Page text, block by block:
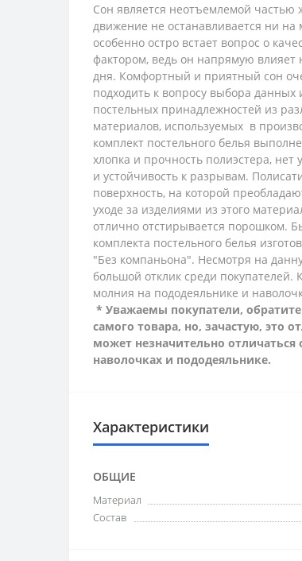
Сон является неотъемлемой частью
движение не останавливается ни
особенно остро встает вопрос о
фактором, ведь он напрямую влияет
дня. Комфортный и приятный сон
подходить к вопросу выбора
постельных принадлежностей из
материалов, используемых в
комплект постельного белья
хлопка и прочность полиэстера, нет
и устойчивость к разрывам.
поверхность, на которой
уходе за изделиями из этого
отлично отстирывается порошком.
комплекта постельного белья
"Без компаньона". Несмотря на
большой отклик среди покупателей.
молния на пододеяльнике и
* Уважаемы покупатели,
самого товара, но, зачастую, это
может незначительно
наволочках и пододеяльнике.
Характеристики
ОБЩИЕ
Материал
Состав